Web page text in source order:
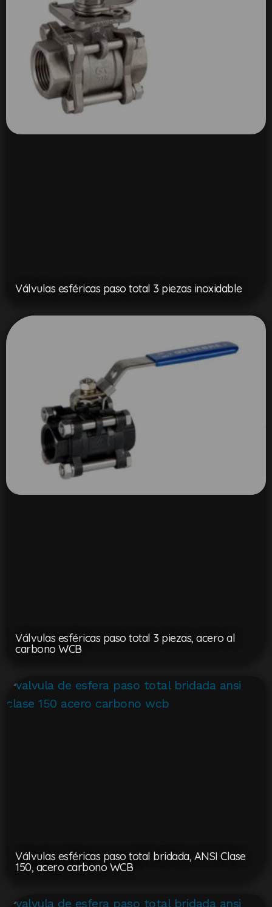
Válvulas esféricas paso total 3 piezas inoxidable
Válvulas esféricas paso total 3 piezas, acero al
carbono WCB
Válvulas esféricas paso total bridada, ANSI Clase
150, acero carbono WCB